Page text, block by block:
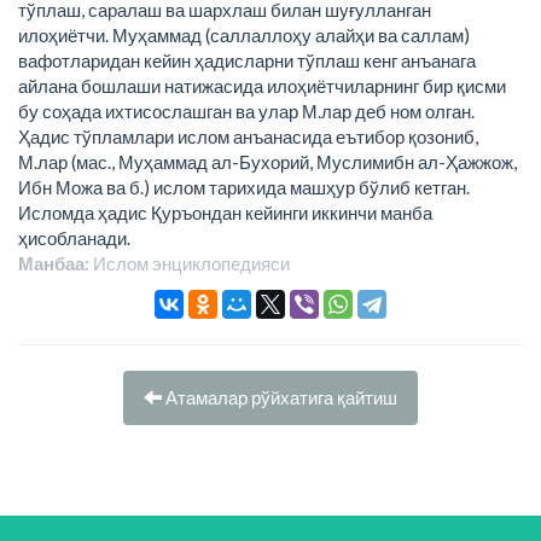
тўплаш, саралаш ва шархлаш билан шуғулланган
илоҳиётчи. Муҳаммад (саллаллоҳу алайҳи ва саллам)
вафотларидан кейин ҳадисларни тўплаш кенг анъанага
айлана бошлаши натижасида илоҳиётчиларнинг бир қисми
бу соҳада ихтисослашган ва улар М.лар деб ном олган.
Ҳадис тўпламлари ислом анъанасида еътибор қозониб,
М.лар (мас., Муҳаммад ал-Бухорий, Муслимибн ал-Ҳажжож,
Ибн Можа ва б.) ислом тарихида машҳур бўлиб кетган.
Исломда ҳадис Қуръондан кейинги иккинчи манба
ҳисобланади.
Манбаа: Ислом энциклопeдияси
Атамалар рўйхатига қайтиш